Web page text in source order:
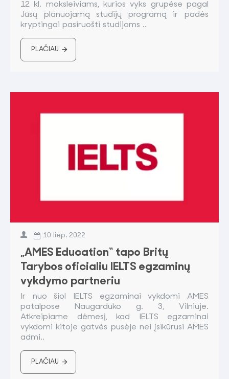
12 kl. moksleiviams, kurios vyks grupėse pagal
Jūsų planuojamą studijų programą ir padės
kryptingai pasiruošti studijoms ..
PLAČIAU
10 liep. 2022
„AMES Education“ tapo Britų
Tarybos oficialiu IELTS egzaminų
vykdymo partneriu
Ir nuo šiol IELTS egzaminai vykdomi AMES
patalpose Naugarduko g. 3, Vilniuje.
Atkreipiame dėmesį, kad IELTS egzaminai
vykdomi kitoje gatvės pusėje nei įsikūrusi AMES
admi..
PLAČIAU